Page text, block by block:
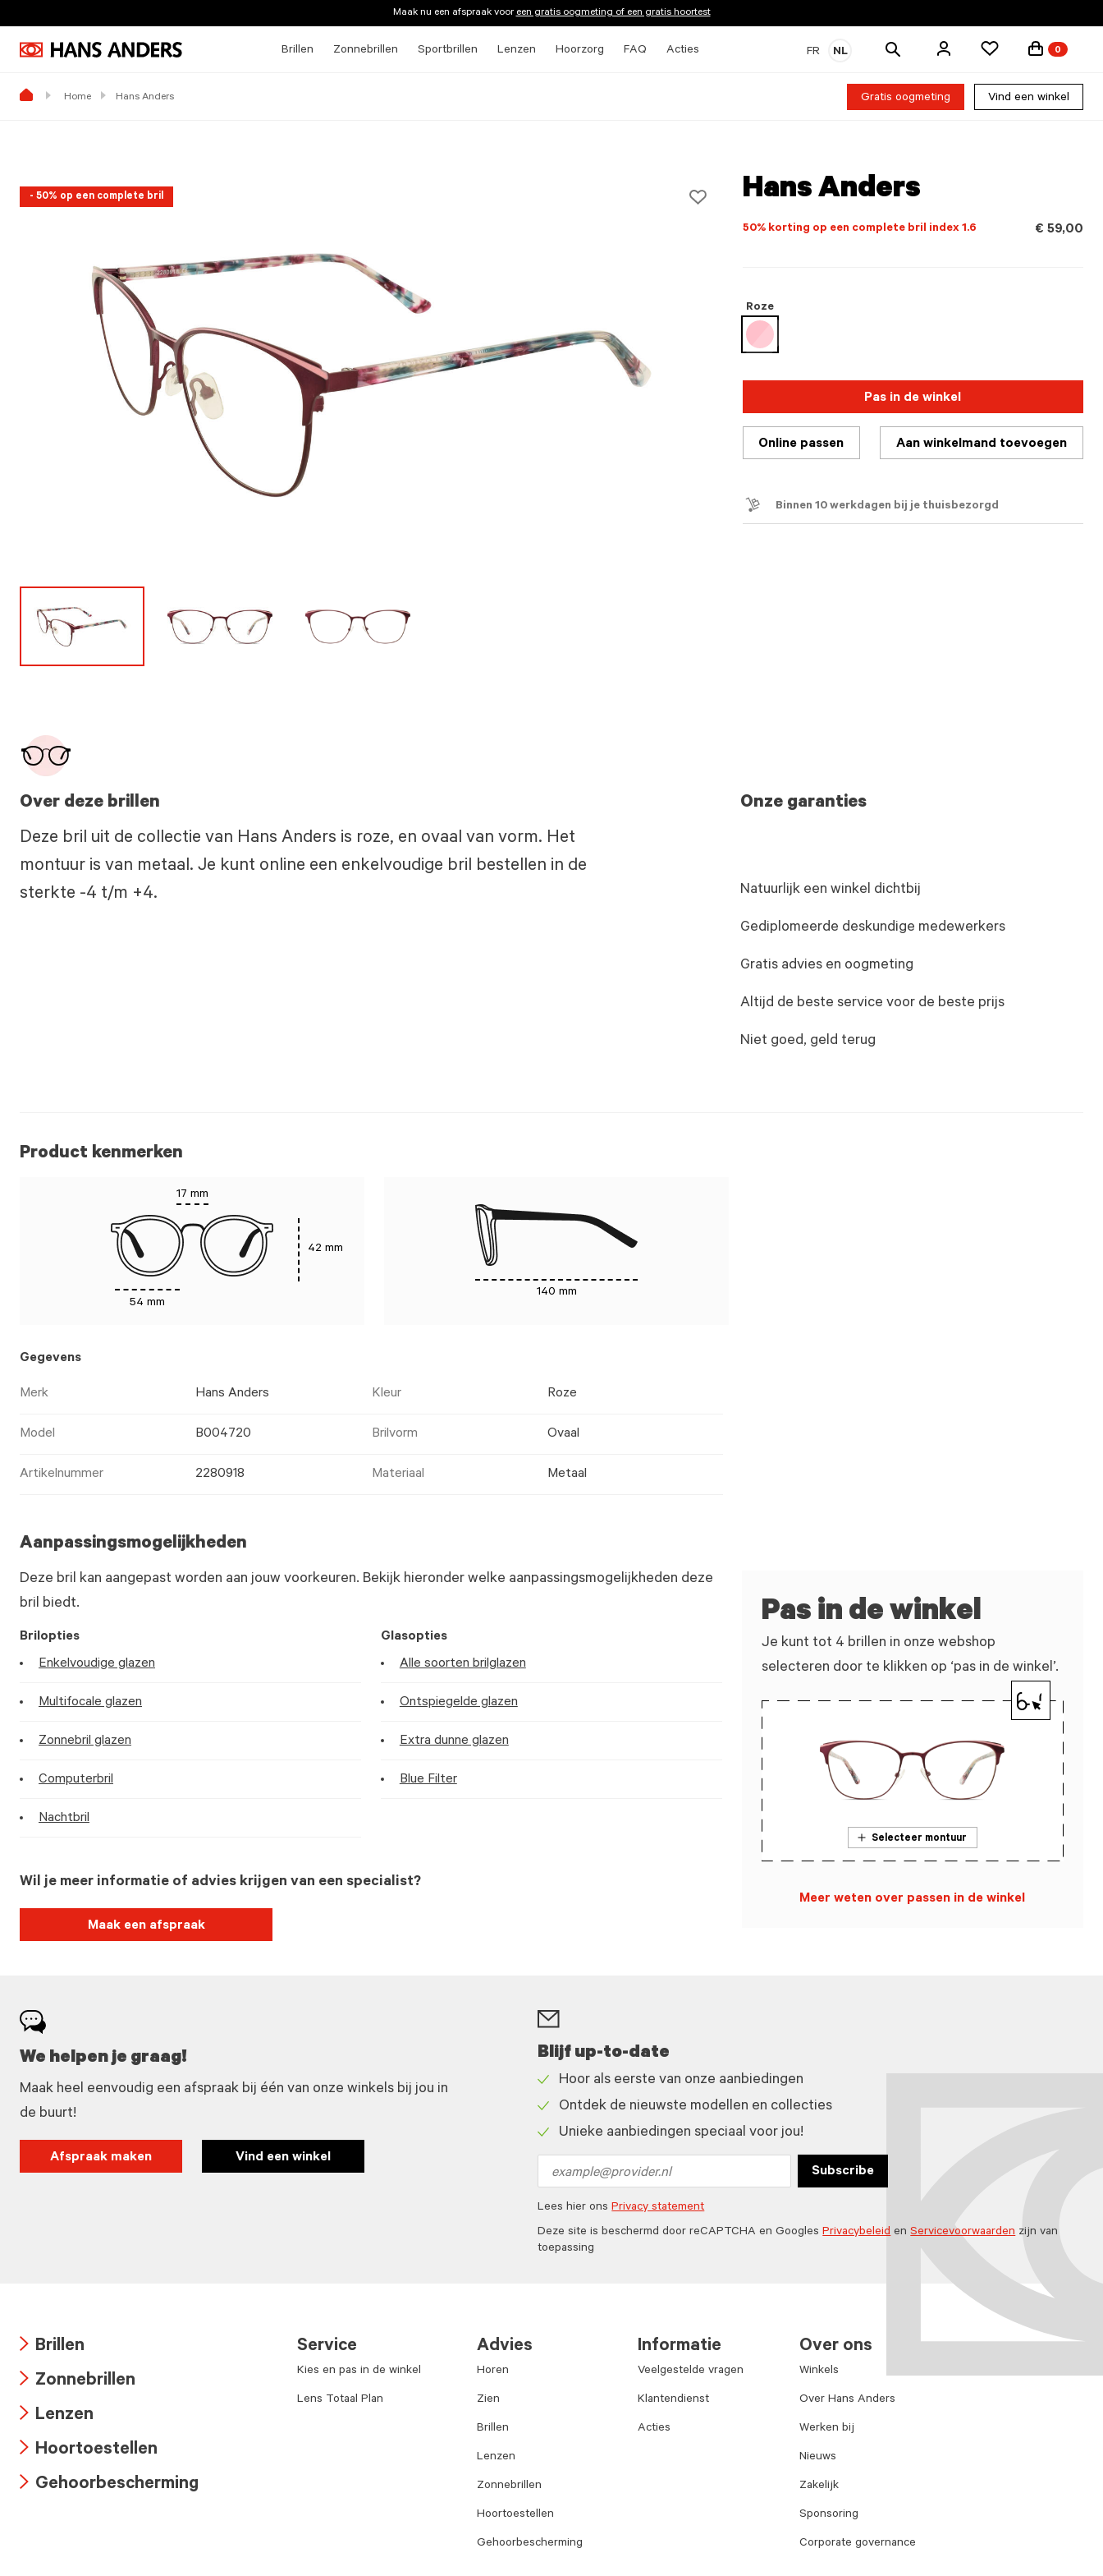
Maak nu een afspraak vooreen gratis oogmeting of een gratis hoortest
Brillen Zonnebrillen Sportbrillen Lenzen Hoorzorg FAQ Acties FR NL
Zoek
0
Home Hans Anders Gratis oogmeting Vind een winkel
- 50% op een complete bril Hans Anders
50% korting op een complete bril index 1.6 € 59,00
Roze
geselecteerd
Pas in de winkel
Online passen Aan winkelmand toevoegen
Binnen 10 werkdagen bij je thuisbezorgd
Over deze brillen
Deze bril uit de collectie van Hans Anders is roze, en ovaal van vorm. Het
montuur is van metaal. Je kunt online een enkelvoudige bril bestellen in de
sterkte -4 t/m +4.
Onze garanties
Natuurlijk een winkel dichtbij
Gediplomeerde deskundige medewerkers
Gratis advies en oogmeting
Altijd de beste service voor de beste prijs
Niet goed, geld terug
Product kenmerken
17 mm
54 mm
42 mm
140 mm
Gegevens
Merk Hans Anders Kleur Roze
Model B004720 Brilvorm Ovaal
Artikelnummer 2280918 Materiaal Metaal
Aanpassingsmogelijkheden
Deze bril kan aangepast worden aan jouw voorkeuren. Bekijk hieronder welke aanpassingsmogelijkheden deze
bril biedt.
Brilopties
Enkelvoudige glazen
Multifocale glazen
Zonnebril glazen
Computerbril
Nachtbril
Glasopties
Alle soorten brilglazen
Ontspiegelde glazen
Extra dunne glazen
Blue Filter
Wil je meer informatie of advies krijgen van een specialist?
Maak een afspraak
Pas in de winkel
Je kunt tot 4 brillen in onze webshop
selecteren door te klikken op ‘pas in de winkel’.
Selecteer montuur
Meer weten over passen in de winkel
We helpen je graag!
Maak heel eenvoudig een afspraak bij één van onze winkels bij jou in
de buurt!
Afspraak maken Vind een winkel
Blijf up-to-date
icon
Hoor als eerste van onze aanbiedingen
icon
Ontdek de nieuwste modellen en collecties
Unieke aanbiedingen speciaal voor jou!
address
Subscribe
Lees hier onsPrivacy statement
Deze site is beschermd door reCAPTCHA en GooglesPrivacybeleidenServicevoorwaardenzijn van
toepassing
icon
Brillen
icon
Zonnebrillen
icon
Lenzen
icon
Hoortoestellen
Gehoorbescherming
Service
Kies en pas in de winkel
Lens Totaal Plan
Advies
Horen
Zien
Brillen
Lenzen
Zonnebrillen
Hoortoestellen
Gehoorbescherming
Informatie
Veelgestelde vragen
Klantendienst
Acties
Over ons
Winkels
Over Hans Anders
Werken bij
Nieuws
Zakelijk
Sponsoring
Corporate governance